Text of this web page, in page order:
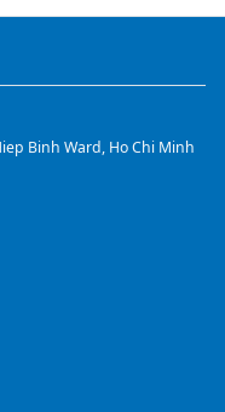
Binh Ward, Ho Chi Minh